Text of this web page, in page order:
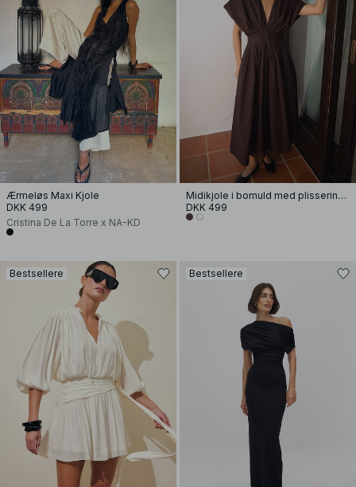
Ærmeløs Maxi Kjole
DKK 499
Cristina De La Torre x NA-KD
Midikjole i bomuld med plissering og korte ærmer
DKK 499
Bestsellere Bestsellere